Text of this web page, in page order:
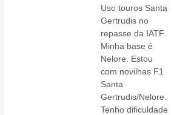
Uso touros Santa
Gertrudis no
repasse da IATF.
Minha base é
Nelore. Estou
com novilhas F1
Santa
Gertrudis/Nelore.
Tenho dificuldade